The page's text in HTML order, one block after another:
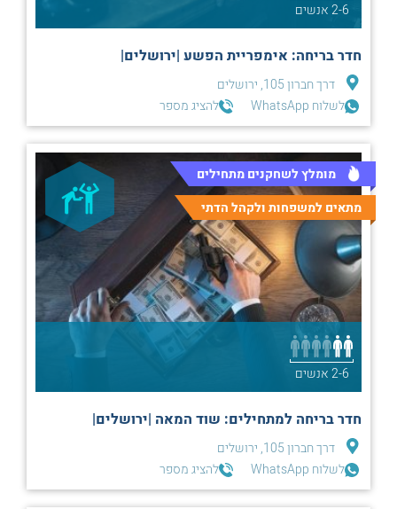
2-6 אנשים
חדר בריחה: אימפריית הפשע |ירושלים|
דרך חברון 105, ירושלים
לשלוח WhatsApp
להציג מספר
מומלץ לשחקנים מתחילים
מתאים למשפחות ולקהל הדתי
2-6 אנשים
חדר בריחה למתחילים: שוד המאה |ירושלים|
דרך חברון 105, ירושלים
לשלוח WhatsApp
להציג מספר